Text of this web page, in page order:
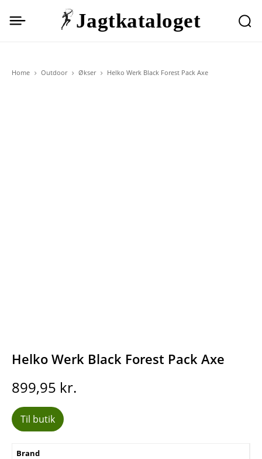
Jagtkataloget
Home Outdoor Økser Helko Werk Black Forest Pack Axe
Helko Werk Black Forest Pack Axe
899,95 kr.
Til butik
Brand